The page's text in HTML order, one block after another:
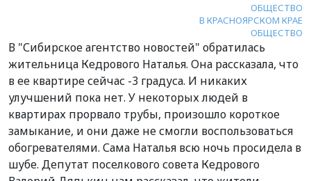
ОБЩЕСТВО
В КРАСНОЯРСКОМ КРАЕ
ОБЩЕСТВО
В "Сибирское агентство новостей" обратилась
жительница Кедрового Наталья. Она рассказала, что
в ее квартире сейчас -3 градуса. И никаких
улучшений пока нет. У некоторых людей в
квартирах прорвало трубы, произошло короткое
замыкание, и они даже не смогли воспользоваться
обогревателями. Сама Наталья всю ночь просидела в
шубе. Депутат поселкового совета Кедрового